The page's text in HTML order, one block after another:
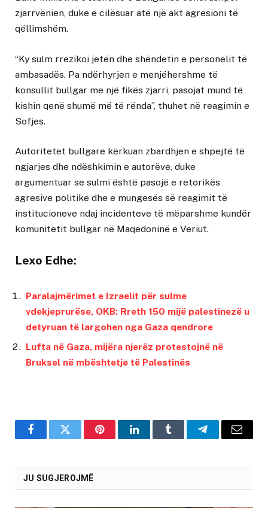
zjarrvënien, duke e cilësuar atë një akt agresioni të
qëllimshëm.
“Ky sulm rrezikoi jetën dhe shëndetin e personelit të
ambasadës. Pa ndërhyrjen e menjëhershme të
konsullit bullgar me një fikës zjarri, pasojat mund të
kishin qenë shumë më të rënda”, thuhet në reagimin e
Sofjes.
Autoritetet bullgare kërkuan zbardhjen e shpejtë të
ngjarjes dhe ndëshkimin e autorëve, duke
argumentuar se sulmi është pasojë e retorikës
agresive politike dhe e mungesës së reagimit të
institucioneve ndaj incidenteve të mëparshme kundër
komunitetit bullgar në Maqedoninë e Veriut.
Lexo Edhe:
Paralajmërimet e Izraelit për sulme
vdekjeprurëse, OKB: Rreth 150 mijë palestinezë u
detyruan të largohen nga Gaza qendrore
Lufta në Gaza, mijëra njerëz protestojnë në
Bruksel në mbështetje të Palestinës
FacebookTwitter PinterestLinkedInTumblr TelegramEmail
JU SUGJEROJMË